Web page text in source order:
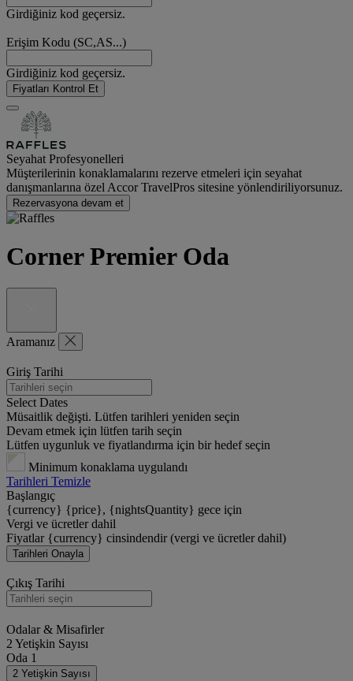
Girdiğiniz kod geçersiz.
Erişim Kodu (SC,AS...)
Girdiğiniz kod geçersiz.
Fiyatları Kontrol Et
Seyahat Profesyonelleri
Müşterilerinin konaklamalarını rezerve etmeleri için seyahat
danışmanlarına özel Accor TravelPros sitesine yönlendiriliyorsunuz.
Rezervasyona devam et
Corner Premier Oda
Aramanız
Giriş Tarihi
Select Dates
Müsaitlik değişti. Lütfen tarihleri yeniden seçin
Devam etmek için lütfen tarih seçin
Lütfen uygunluk ve fiyatlandırma için bir hedef seçin
Minimum konaklama uygulandı
Tarihleri Temizle
Başlangıç
{currency} {price}, {nightsQuantity} gece için
Vergi ve ücretler dahil
Fiyatlar {currency} cinsindendir (vergi ve ücretler dahil)
Tarihleri Onayla
Çıkış Tarihi
Odalar & Misafirler
2 Yetişkin Sayısı
Oda 1
2 Yetişkin Sayısı